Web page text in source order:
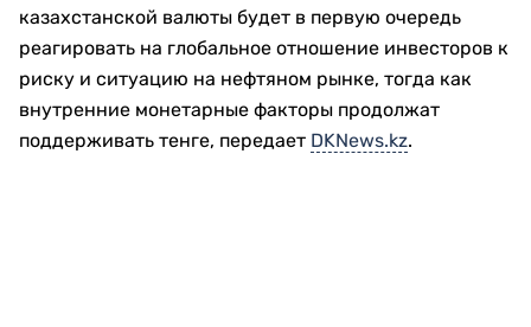
казахстанской валюты будет в первую очередь
реагировать на глобальное отношение инвесторов к
риску и ситуацию на нефтяном рынке, тогда как
внутренние монетарные факторы продолжат
поддерживать тенге, передает DKNews.kz.